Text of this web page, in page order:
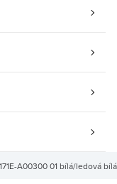
A00300 01 bílá/ledová bílá